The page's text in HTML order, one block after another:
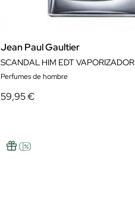
Jean Paul Gaultier
SCANDAL HIM EDT VAPORIZADOR
Perfumes de hombre
59,95 €